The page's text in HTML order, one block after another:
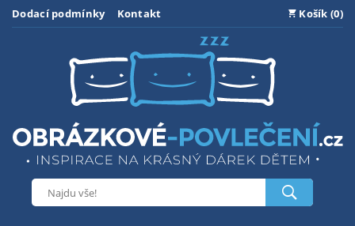
Dodací podmínky Kontakt Košík (0)